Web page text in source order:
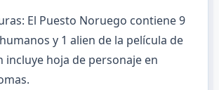
El Puesto Noruego contiene 9
y 1 alien de la película de
incluye hoja de personaje en